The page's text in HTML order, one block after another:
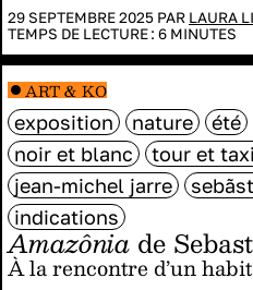
29 SEPTEMBRE 2025 PAR LAURA
TEMPS DE LECTURE : 6 MINUTES
Amazônia de
À la rencontre d’un
exposition nature été
noir et blanc
tour et
jean-michel jarre
indications
ART & KO